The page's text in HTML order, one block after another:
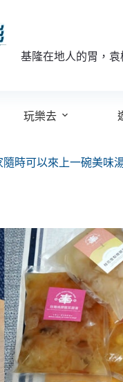
基隆在地人的胃，
玩樂去
時可以來上一碗美味